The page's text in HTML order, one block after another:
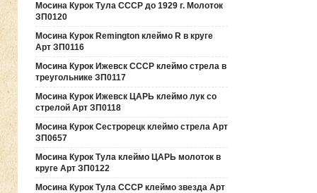
Мосина Курок Тула СССР до 1929 г. Молоток
ЗП0120
Мосина Курок Remington клеймо R в круге
Арт ЗП0116
Мосина Курок Ижевск СССР клеймо стрела в
треугольнике ЗП0117
Мосина Курок Ижевск ЦАРЬ клеймо лук со
стрелой Арт ЗП0118
Мосина Курок Сестрорецк клеймо стрела Арт
ЗП0657
Мосина Курок Тула клеймо ЦАРЬ молоток в
круге Арт ЗП0122
Мосина Курок Тула СССР клеймо звезда Арт